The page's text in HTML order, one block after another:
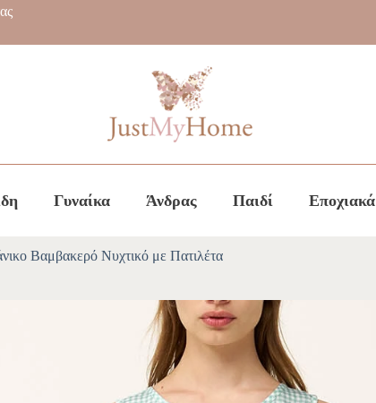
Γυναίκα Άνδρας Παιδί Εποχιακά
Βαμβακερό Νυχτικό με Πατιλέτα